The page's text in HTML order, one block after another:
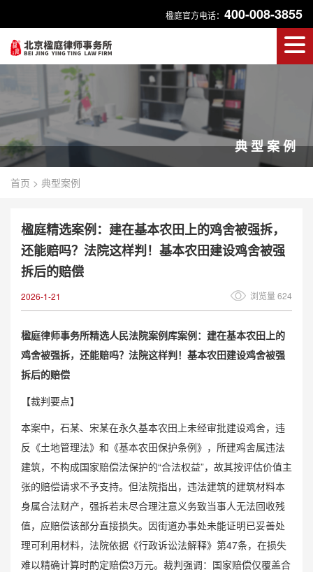
楹庭官方电话： 400-008-3855
典型案例
首页 > 典型案例
楹庭精选案例：建在基本农田上的鸡舍被强拆，
还能赔吗？法院这样判！基本农田建设鸡舍被强
拆后的赔偿
2026-1-21 浏览量 624
楹庭律师事务所精选人民法院案例库案例：建在基本农田上的
鸡舍被强拆，还能赔吗？法院这样判！基本农田建设鸡舍被强
拆后的赔偿
【裁判要点】
本案中，石某、宋某在永久基本农田上未经审批建设鸡舍，违
反《土地管理法》和《基本农田保护条例》，所建鸡舍属违法
建筑，不构成国家赔偿法保护的“合法权益”，故其按评估价值主
张的赔偿请求不予支持。但法院指出，违法建筑的建筑材料本
身属合法财产，强拆若未尽合理注意义务致当事人无法回收残
值，应赔偿该部分直接损失。因街道办事处未能证明已妥善处
理可利用材料，法院依据《行政诉讼法解释》第47条，在损失
难以精确计算时酌定赔偿3万元。裁判强调：国家赔偿仅覆盖合